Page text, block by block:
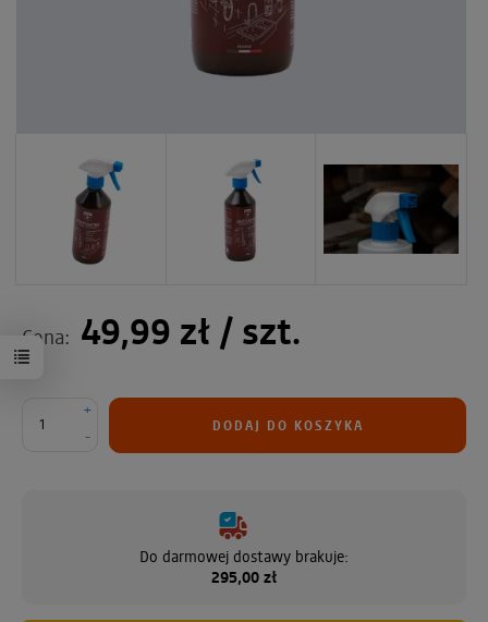
Cena: 49,99 zł / szt.
-
+
DODAJ DO KOSZYKA
Do darmowej dostawy brakuje:
295,00 zł